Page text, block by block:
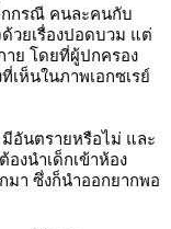
กกรณี คนละคนกับ
วยเรื่องปอดบวม แต่
าย โดยที่ผู้ปกครอง
เห็นในภาพเอกซเรย์
อันตรายหรือไม่ และ
งนำเด็กเข้าห้อง
มา ซึ่งก็นำออกยากพอ